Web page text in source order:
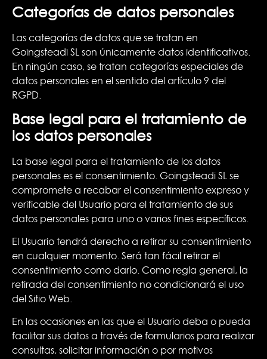
Categorías de datos personales
Las categorías de datos que se tratan en
Goingsteadi SL son únicamente datos identificativos.
En ningún caso, se tratan categorías especiales de
datos personales en el sentido del artículo 9 del
RGPD.
Base legal para el tratamiento de
los datos personales
La base legal para el tratamiento de los datos
personales es el consentimiento. Goingsteadi SL se
compromete a recabar el consentimiento expreso y
verificable del Usuario para el tratamiento de sus
datos personales para uno o varios fines específicos.
El Usuario tendrá derecho a retirar su consentimiento
en cualquier momento. Será tan fácil retirar el
consentimiento como darlo. Como regla general, la
retirada del consentimiento no condicionará el uso
del Sitio Web.
En las ocasiones en las que el Usuario deba o pueda
facilitar sus datos a través de formularios para realizar
consultas, solicitar información o por motivos